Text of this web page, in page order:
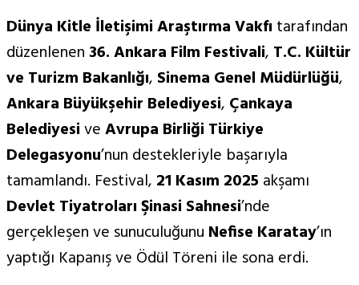
Dünya Kitle İletişimi Araştırma Vakfı tarafından
düzenlenen 36. Ankara Film Festivali, T.C. Kültür
ve Turizm Bakanlığı, Sinema Genel Müdürlüğü,
Ankara Büyükşehir Belediyesi, Çankaya
BelediyesiveAvrupa Birliği Türkiye
Delegasyonu’nun destekleriyle başarıyla
tamamlandı. Festival, 21 Kasım 2025 akşamı
Devlet Tiyatroları Şinasi Sahnesi’nde
gerçekleşen ve sunuculuğunu Nefise Karatay’ın
yaptığı Kapanış ve Ödül Töreni ile sona erdi.